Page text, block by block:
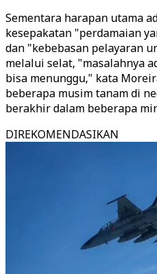
Sementara harapan utama
kesepakatan "perdamaian
dan "kebebasan pelayaran
melalui selat, "masalahnya
bisa menunggu," kata
beberapa musim tanam di
berakhir dalam beberapa
DIREKOMENDASIKAN